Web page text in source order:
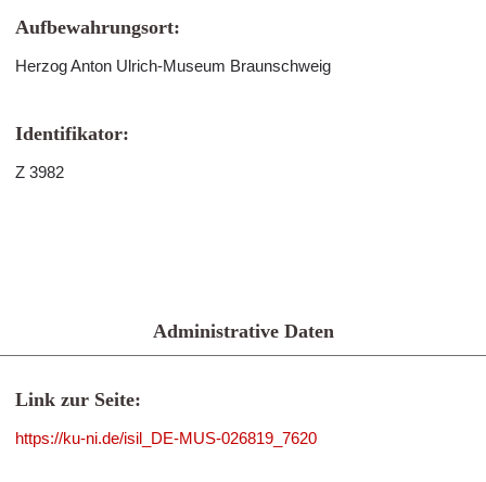
Aufbewahrungsort:
Herzog Anton Ulrich-Museum Braunschweig
Identifikator:
Z 3982
Administrative Daten
Link zur Seite:
https://ku-ni.de/isil_DE-MUS-026819_7620